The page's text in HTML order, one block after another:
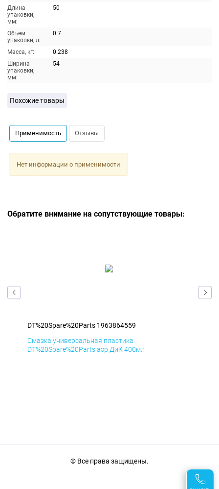
Длина
упаковки,
мм:
50
Объем
упаковки, л:
0.7
Масса, кг:
0.238
Ширина
упаковки,
мм:
54
Похожие товары
Применимость Отзывы
Нет информации о применимости
Обратите внимание на сопутствующие товары:
DT%20Spare%20Parts 1963864559
Смазка универсальная пластика
DT%20Spare%20Parts аэр ДиК 400мл
© Все права защищены.